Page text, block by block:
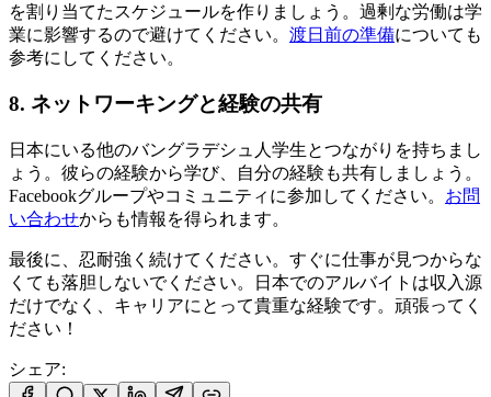
を割り当てたスケジュールを作りましょう。過剰な労働は学
業に影響するので避けてください。 渡日前の準備についても
参考にしてください。
8. ネットワーキングと経験の共有
日本にいる他のバングラデシュ人学生とつながりを持ちまし
ょう。彼らの経験から学び、自分の経験も共有しましょう。
Facebookグループやコミュニティに参加してください。 お問
い合わせからも情報を得られます。
最後に、忍耐強く続けてください。すぐに仕事が見つからな
くても落胆しないでください。日本でのアルバイトは収入源
だけでなく、キャリアにとって貴重な経験です。頑張ってく
ださい！
シェア: